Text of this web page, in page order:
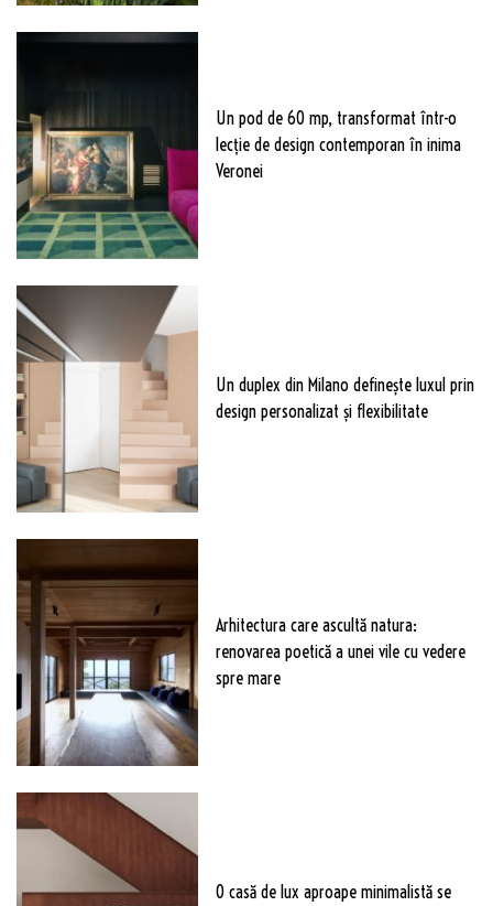
Un pod de 60 mp, transformat într-o
lecție de design contemporan în inima
Veronei
Un duplex din Milano definește luxul prin
design personalizat și flexibilitate
Arhitectura care ascultă natura:
renovarea poetică a unei vile cu vedere
spre mare
O casă de lux aproape minimalistă se